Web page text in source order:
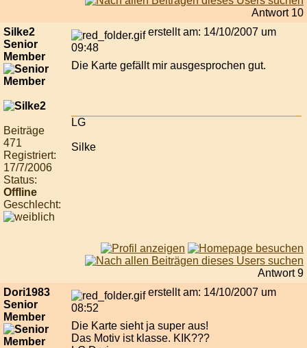
Antwort 10
Silke2
Senior
Member
Beiträge
471
Registriert:
17/7/2006
Status:
Offline
Geschlecht:
erstellt am: 14/10/2007 um
09:48
Die Karte gefällt mir ausgesprochen gut.
LG
Silke
Antwort 9
Dori1983
Senior
Member
erstellt am: 14/10/2007 um
08:52
Die Karte sieht ja super aus!
Das Motiv ist klasse. KIK???